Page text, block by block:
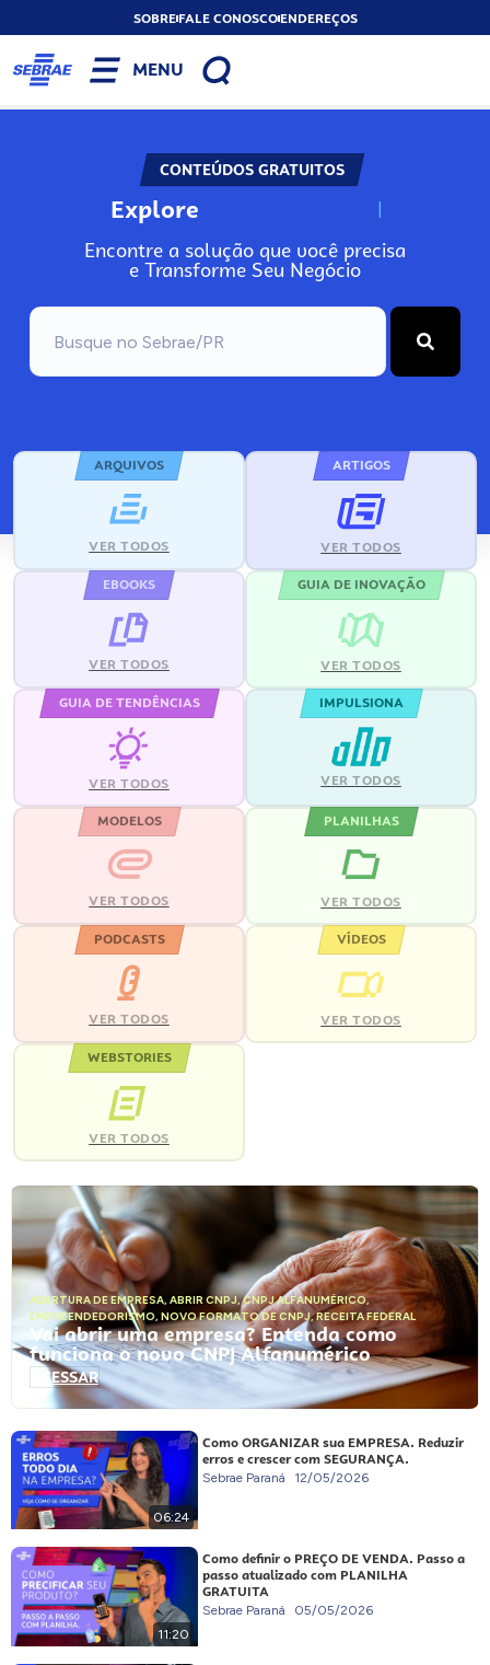
SOBREFALE CONOSCOENDEREÇOS
MENU
CONTEÚDOS GRATUITOS
Explore N
Encontre a solução que você precisa
e Transforme Seu Negócio
ARQUIVOS
VER TODOS
ARTIGOS
VER TODOS
EBOOKS
VER TODOS
GUIA DE INOVAÇÃO
VER TODOS
GUIA DE TENDÊNCIAS
VER TODOS
IMPULSIONA
VER TODOS
MODELOS
VER TODOS
PLANILHAS
VER TODOS
PODCASTS
VER TODOS
VÍDEOS
VER TODOS
WEBSTORIES
VER TODOS
ABERTURA DE EMPRESA, ABRIR CNPJ,CNPJ ALFANUMÉRICO,
EMPREENDEDORISMO, NOVO FORMATO DE CNPJ,RECEITA FEDERAL
Vai abrir uma empresa? Entenda como
funciona o novo CNPJ Alfanumérico
ACESSAR
06:24
Como ORGANIZAR sua EMPRESA. Reduzir
erros e crescer com SEGURANÇA.
Sebrae Paraná 12/05/2026
11:20
Como definir o PREÇO DE VENDA. Passo a
passo atualizado com PLANILHA
GRATUITA
Sebrae Paraná 05/05/2026